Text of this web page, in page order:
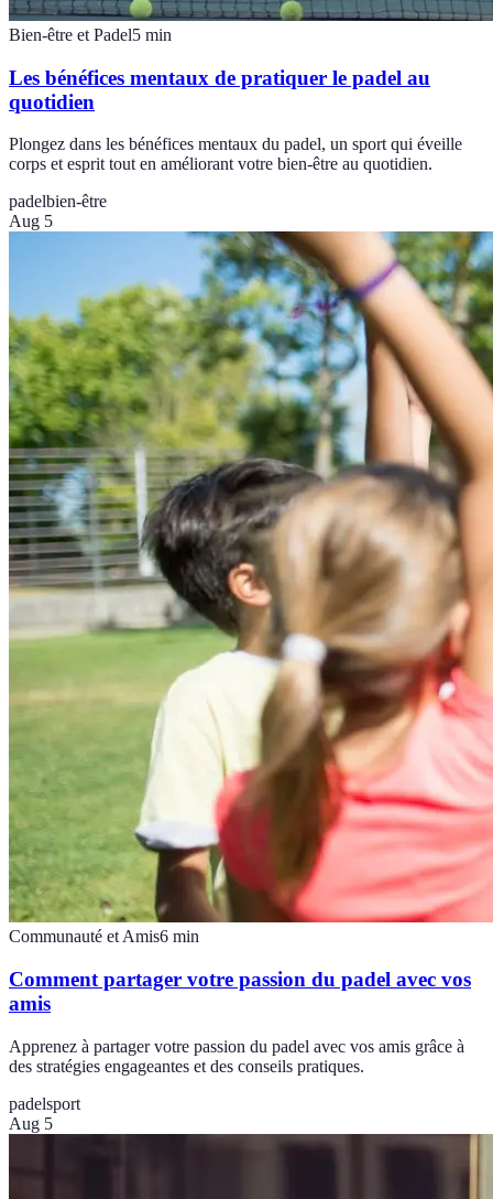
Bien-être et Padel5 min
Les bénéfices mentaux de pratiquer le padel au
quotidien
Plongez dans les bénéfices mentaux du padel, un sport qui éveille
corps et esprit tout en améliorant votre bien-être au quotidien.
padelbien-être
Aug 5
Communauté et Amis6 min
Comment partager votre passion du padel avec vos
amis
Apprenez à partager votre passion du padel avec vos amis grâce à
des stratégies engageantes et des conseils pratiques.
padelsport
Aug 5